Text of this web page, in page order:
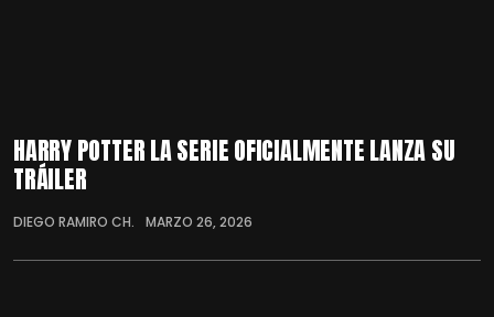
HARRY POTTER LA SERIE OFICIALMENTE LANZA SU
TRÁILER
DIEGO RAMIRO CH. MARZO 26, 2026